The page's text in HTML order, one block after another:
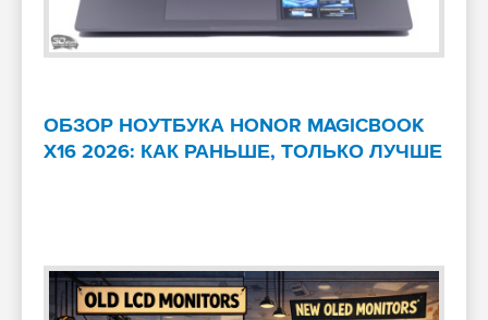
ОБЗОР НОУТБУКА HONOR MAGICBOOK
X16 2026: КАК РАНЬШЕ, ТОЛЬКО ЛУЧШЕ